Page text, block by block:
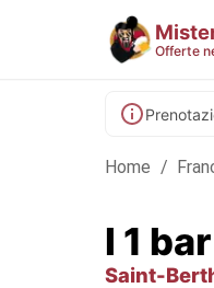
Offerte
Home /
I 1
Saint-